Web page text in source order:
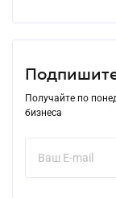
Получайте по
бизнеса